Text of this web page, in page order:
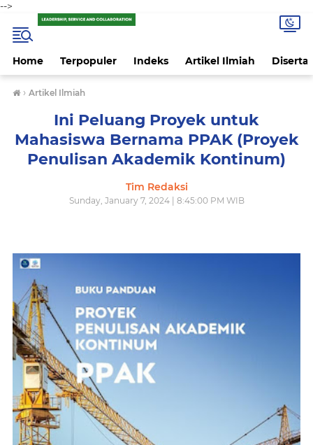
-->
Home Terpopuler Indeks Artikel Ilmiah
› Artikel Ilmiah
Ini Peluang Proyek untuk
Mahasiswa Bernama PPAK (Proyek
Penulisan Akademik Kontinum)
Tim Redaksi
Sunday, January 7, 2024 | 8:45:00 PM WIB